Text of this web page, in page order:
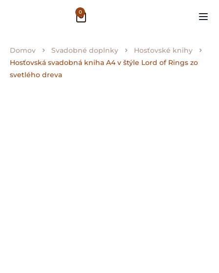
0
Domov Svadobné doplnky
Hosťovské knihy
Hosťovská svadobná kniha A4 v štýle Lord of Rings zo
svetlého dreva